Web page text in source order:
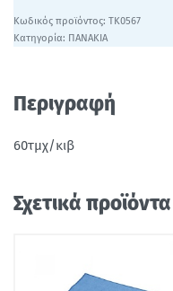
ΤΚ0567
Κατηγορία: ΠΑΝΑΚΙΑ
Περιγραφή
60τμχ/κιβ
Σχετικά προϊόντα